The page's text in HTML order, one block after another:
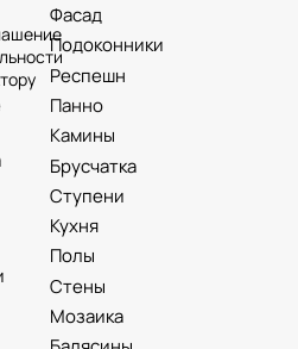
Фасад
Подоконники
Респешн
Панно
Камины
Брусчатка
Ступени
Кухня
Полы
Стены
Мозаика